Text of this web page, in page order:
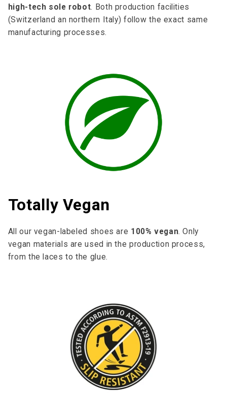
high-tech sole robot. Both production facilities
(Switzerland an northern Italy) follow the exact same
manufacturing processes.
Totally Vegan
All our vegan-labeled shoes are 100% vegan. Only
vegan materials are used in the production process,
from the laces to the glue.